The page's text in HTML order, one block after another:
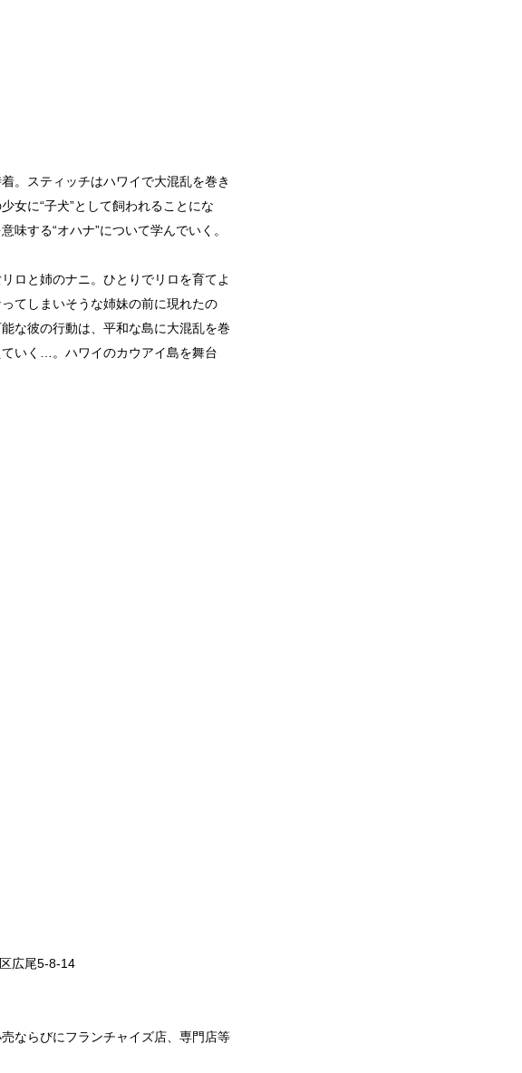
。スティッチはハワイで大混乱を巻き
女に“子犬”として飼われることにな
する“オハナ”について学んでいく。
ロと姉のナニ。ひとりでリロを育てよ
てしまいそうな姉妹の前に現れたの
な彼の行動は、平和な島に大混乱を巻
いく…。ハワイのカウアイ島を舞台
広尾5-8-14
ならびにフランチャイズ店、専門店等